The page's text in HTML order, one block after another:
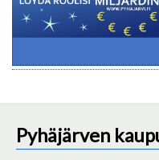
Pyhäjärven